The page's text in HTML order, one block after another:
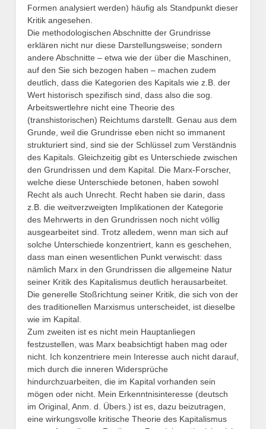
Formen analysiert werden) häufig als Standpunkt dieser
Kritik angesehen.
Die methodologischen Abschnitte der Grundrisse
erklären nicht nur diese Darstellungsweise; sondern
andere Abschnitte – etwa wie der über die Maschinen,
auf den Sie sich bezogen haben – machen zudem
deutlich, dass die Kategorien des Kapitals wie z.B. der
Wert historisch spezifisch sind, dass also die sog.
Arbeitswertlehre nicht eine Theorie des
(transhistorischen) Reichtums darstellt. Genau aus dem
Grunde, weil die Grundrisse eben nicht so immanent
strukturiert sind, sind sie der Schlüssel zum Verständnis
des Kapitals. Gleichzeitig gibt es Unterschiede zwischen
den Grundrissen und dem Kapital. Die Marx-Forscher,
welche diese Unterschiede betonen, haben sowohl
Recht als auch Unrecht. Recht haben sie darin, dass
z.B. die weitverzweigten Implikationen der Kategorie
des Mehrwerts in den Grundrissen noch nicht völlig
ausgearbeitet sind. Trotz alledem, wenn man sich auf
solche Unterschiede konzentriert, kann es geschehen,
dass man einen wesentlichen Punkt verwischt: dass
nämlich Marx in den Grundrissen die allgemeine Natur
seiner Kritik des Kapitalismus deutlich herausarbeitet.
Die generelle Stoßrichtung seiner Kritik, die sich von der
des traditionellen Marxismus unterscheidet, ist dieselbe
wie im Kapital.
Zum zweiten ist es nicht mein Hauptanliegen
festzustellen, was Marx beabsichtigt haben mag oder
nicht. Ich konzentriere mein Interesse auch nicht darauf,
mich durch die inneren Widersprüche
hindurchzuarbeiten, die im Kapital vorhanden sein
mögen oder nicht. Mein Erkenntnisinteresse (deutsch
im Original, Anm. d. Übers.) ist es, dazu beizutragen,
eine wirkungsvolle kritische Theorie des Kapitalismus